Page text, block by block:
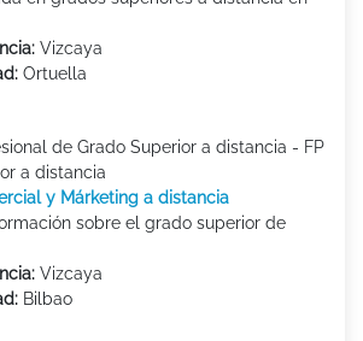
Vizcaya
Ortuella
de Grado Superior a distancia - FP
a distancia
y Márketing a distancia
sobre el grado superior de
Vizcaya
Bilbao